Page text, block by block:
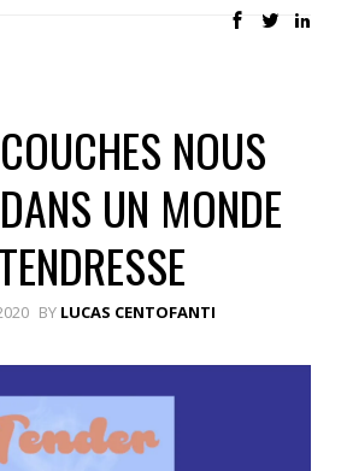
NOUS
UN MONDE
BY LUCAS CENTOFANTI